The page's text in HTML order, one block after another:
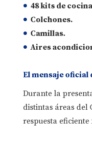
48 kits de cocina
Colchones.
Camillas.
Aires
El mensaje
Durante la
distintas áreas
respuesta